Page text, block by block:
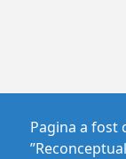
Pagina a fost